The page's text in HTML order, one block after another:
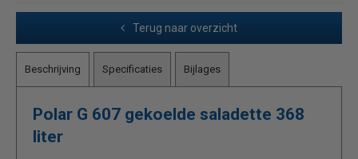
Terug naar overzicht
Beschrijving Specificaties Bijlages
Polar G 607 gekoelde saladette 368
liter